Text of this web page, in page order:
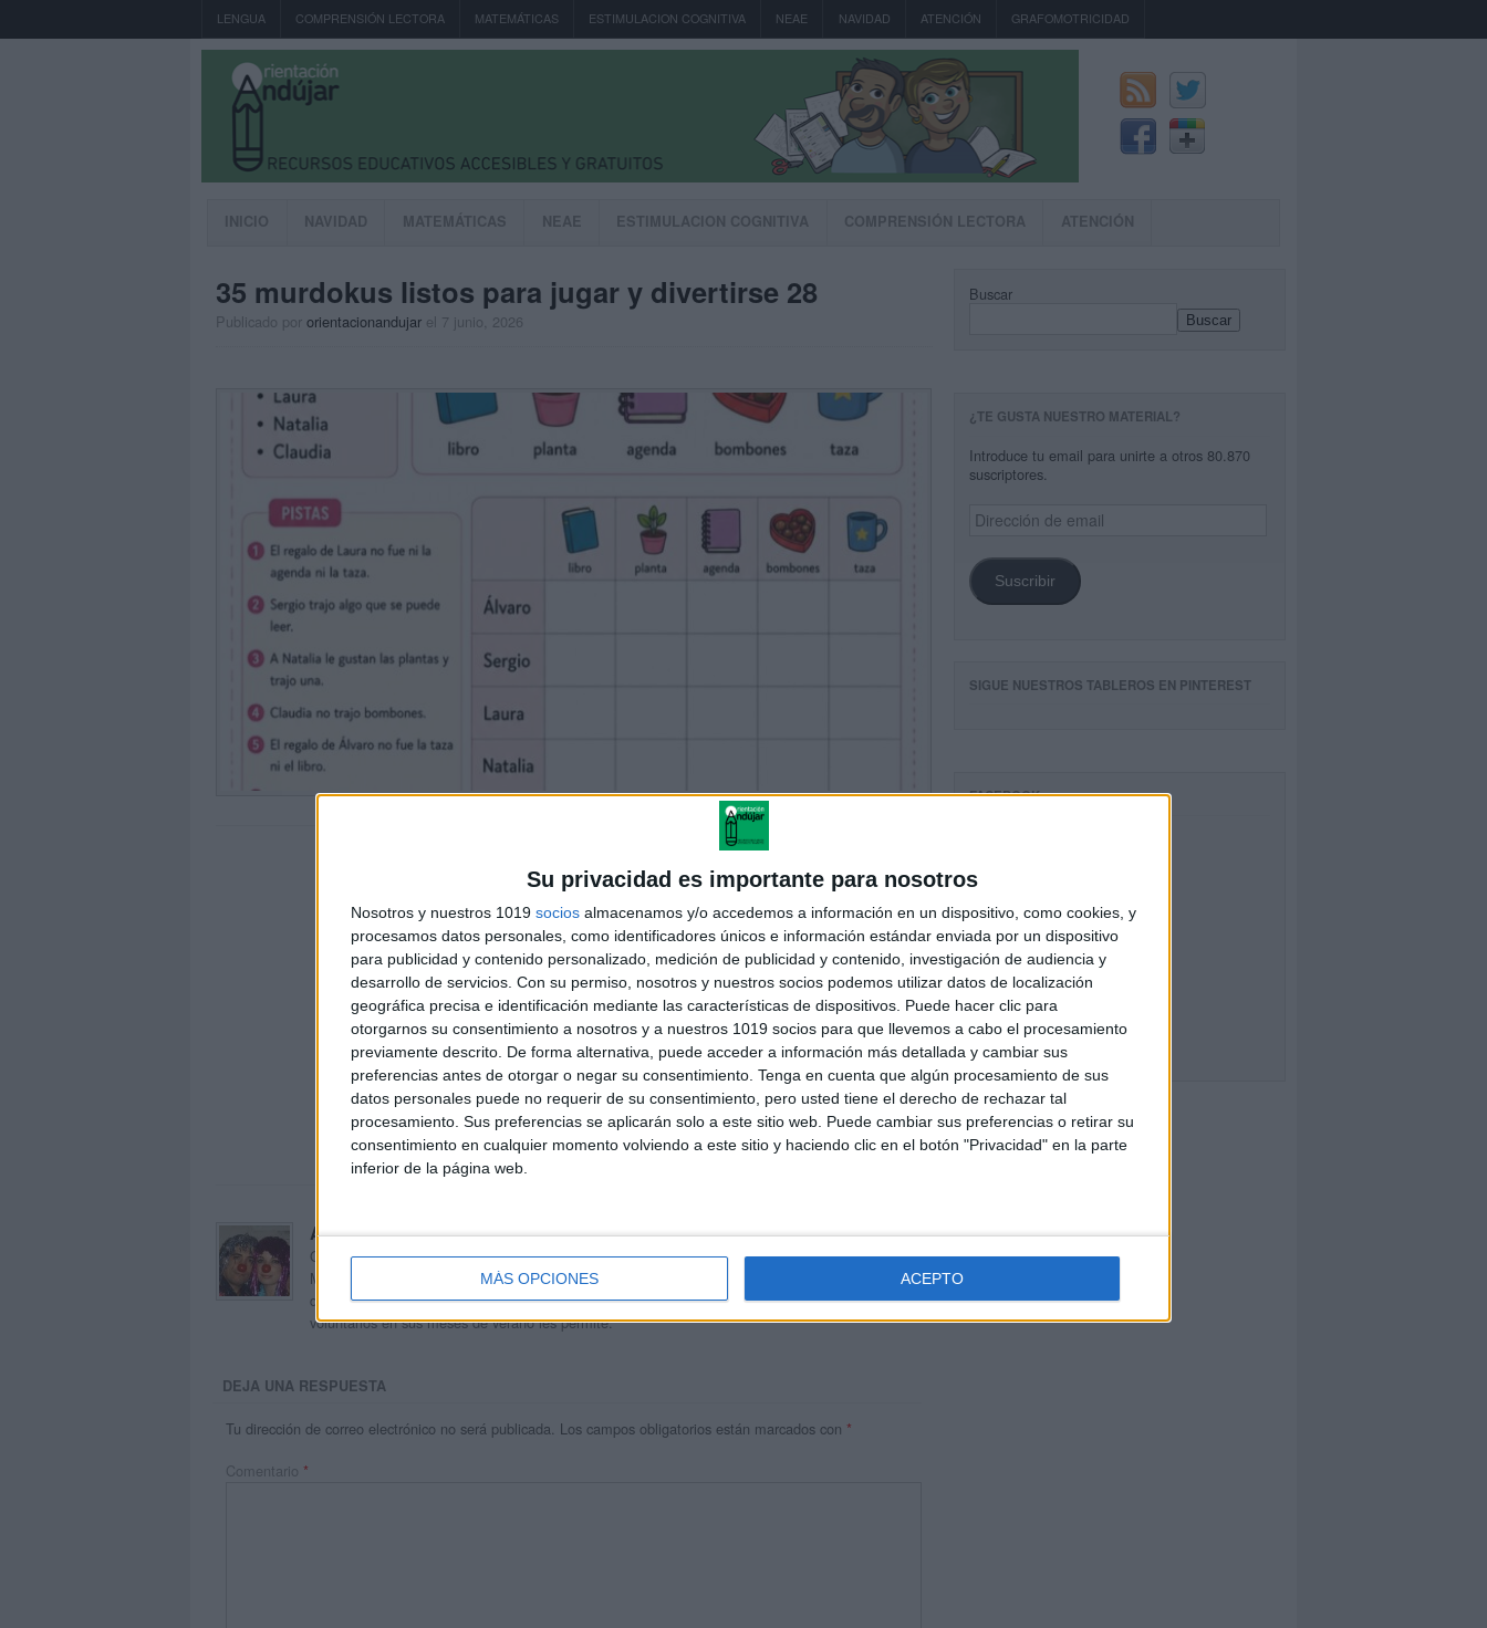
Su privacidad es importante para nosotros
Nosotros y nuestros 1019 socios almacenamos y/o accedemos a información en un dispositivo, como cookies, y
procesamos datos personales, como identificadores únicos e información estándar enviada por un dispositivo
para publicidad y contenido personalizado, medición de publicidad y contenido, investigación de audiencia y
desarrollo de servicios. Con su permiso, nosotros y nuestros socios podemos utilizar datos de localización
geográfica precisa e identificación mediante las características de dispositivos. Puede hacer clic para
otorgarnos su consentimiento a nosotros y a nuestros 1019 socios para que llevemos a cabo el procesamiento
previamente descrito. De forma alternativa, puede acceder a información más detallada y cambiar sus
preferencias antes de otorgar o negar su consentimiento. Tenga en cuenta que algún procesamiento de sus
datos personales puede no requerir de su consentimiento, pero usted tiene el derecho de rechazar tal
procesamiento. Sus preferencias se aplicarán solo a este sitio web. Puede cambiar sus preferencias o retirar su
consentimiento en cualquier momento volviendo a este sitio y haciendo clic en el botón "Privacidad" en la parte
inferior de la página web.
MÁS OPCIONES ACEPTO
LENGUA COMPRENSIÓN LECTORA MATEMÁTICAS ESTIMULACION COGNITIVA NEAE NAVIDAD ATENCIÓN GRAFOMOTRICIDAD
INICIO NAVIDAD MATEMÁTICAS NEAE ESTIMULACION COGNITIVA COMPRENSIÓN LECTORA ATENCIÓN
35 murdokus listos para jugar y divertirse 28
Publicado por orientacionandujar el 7 junio, 2026
Acerca de orientacionandujar
Orientación Andújar no es solo un blog, es la apuesta personal de dos profesores Ginés y
Maribel, que además de ser pareja, son los encargados de los contenidos que encontramos
dentro del blog y en el cual, vuelcan la mayor parte del tiempo, que sus tareas como docentes, y
voluntarios en sus meses de verano les permite.
DEJA UNA RESPUESTA
Tu dirección de correo electrónico no será publicada. Los campos obligatorios están marcados con *
Comentario *
Buscar
Buscar
¿TE GUSTA NUESTRO MATERIAL?
Introduce tu email para unirte a otros 80.870
suscriptores.
Dirección
de
Suscribir
SIGUE NUESTROS TABLEROS EN PINTEREST
FACEBOOK